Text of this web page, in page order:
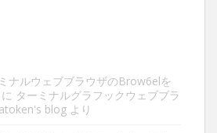
ナルウェブブラウザのBrow6elを
に ターミナルグラフックウェブブラ
blog より